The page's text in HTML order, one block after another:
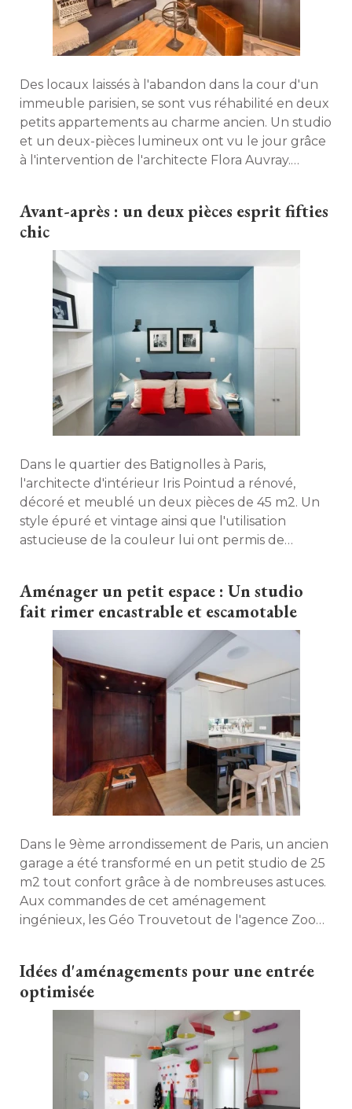
Des locaux laissés à l'abandon dans la cour d'un
immeuble parisien, se sont vus réhabilité en deux
petits appartements au charme ancien. Un studio
et un deux-pièces lumineux ont vu le jour grâce
à l'intervention de l'architecte Flora Auvray.
Avant-après : un deux pièces esprit fifties
chic
Dans le quartier des Batignolles à Paris,
l'architecte d'intérieur Iris Pointud a rénové,
décoré et meublé un deux pièces de 45 m2. Un
style épuré et vintage ainsi que l'utilisation
astucieuse de la couleur lui ont permis de
Aménager un petit espace : Un studio
fait rimer encastrable et escamotable
Dans le 9ème arrondissement de Paris, un ancien
garage a été transformé en un petit studio de 25
m2 tout confort grâce à de nombreuses astuces.
Aux commandes de cet aménagement
ingénieux, les Géo Trouvetout de l'agence Zoom
Idées d'aménagements pour une entrée
optimisée